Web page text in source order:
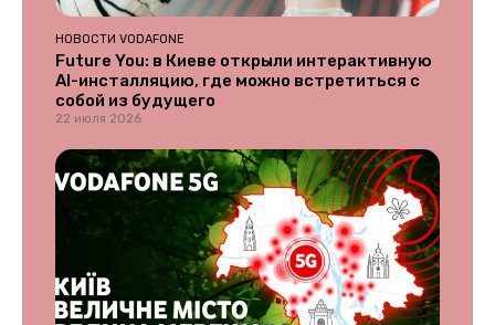
НОВОСТИ VODAFONE
Future You: в Киеве открыли интерактивную
AI-инсталляцию, где можно встретиться с
собой из будущего
22 июля 2026